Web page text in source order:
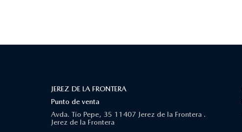
JEREZ DE LA FRONTERA
Punto de venta
Avda. Tío Pepe, 35 11407 Jerez de la Frontera .
Jerez de la Frontera